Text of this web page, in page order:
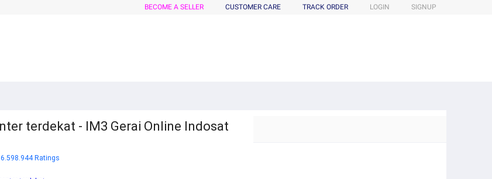
BECOME A SELLER CUSTOMER CARE TRACK ORDER LOGIN SIGNUP
terdekat - IM3 Gerai Online Indosat
6.598.944 Ratings